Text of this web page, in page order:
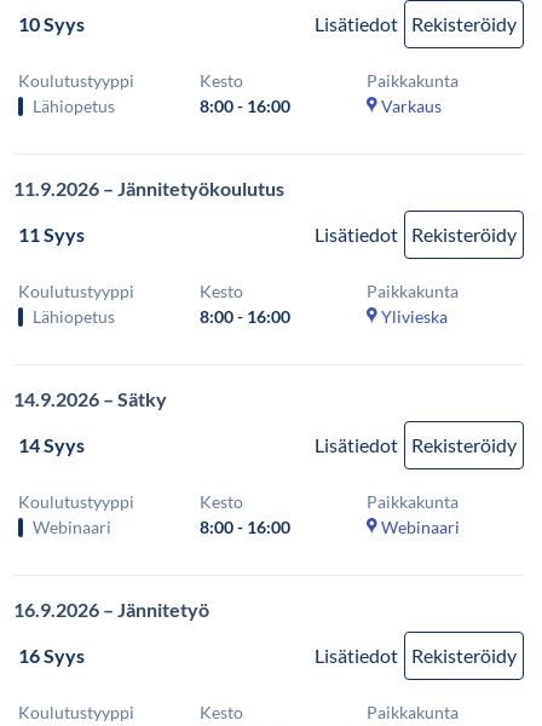
10 Syys Lisätiedot Rekisteröidy
Koulutustyyppi
Lähiopetus
Kesto
8:00 - 16:00
Paikkakunta
Varkaus
11.9.2026 – Jännitetyökoulutus
11 Syys
Lisätiedot Rekisteröidy
Koulutustyyppi
Lähiopetus
Kesto
8:00 - 16:00
Paikkakunta
Ylivieska
14.9.2026 – Sätky
14 Syys
Lisätiedot Rekisteröidy
Koulutustyyppi
Webinaari
Kesto
8:00 - 16:00
Paikkakunta
Webinaari
16.9.2026 – Jännitetyö
16 Syys
Lisätiedot Rekisteröidy
Koulutustyyppi
Kesto
Paikkakunta